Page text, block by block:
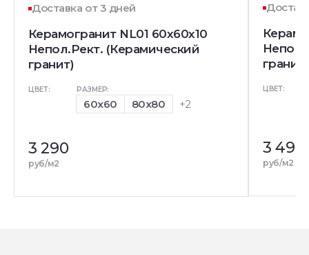
Доставка от 3 дней
Керамогранит NL01 60x60x10
Непол.Рект. (Керамический
гранит)
ЦВЕТ: РАЗМЕР:
60x60 80x80 +2
3 290
руб/м2
гранит)
ЦВЕТ:
3 490
руб/м2